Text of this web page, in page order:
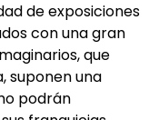
de exposiciones
con una gran
que
suponen una
podrán